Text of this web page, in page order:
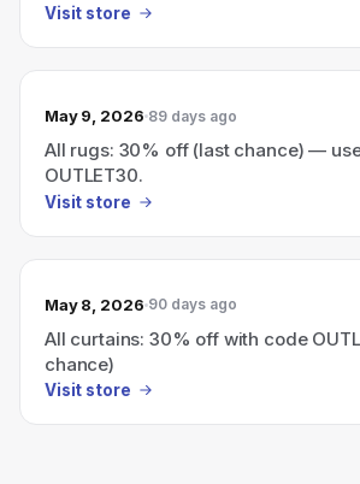
Visit store
May 9, 2026 89 days ago
All rugs: 30% off (last chance) —
OUTLET30.
Visit store
May 8, 2026 90 days ago
All curtains: 30% off with code
chance)
Visit store